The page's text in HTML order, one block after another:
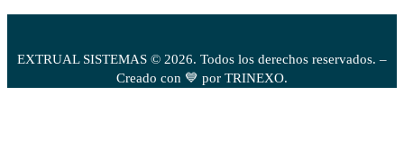
EXTRUAL SISTEMAS © 2026. Todos los derechos reservados. –
Creado con 💙 por TRINEXO.